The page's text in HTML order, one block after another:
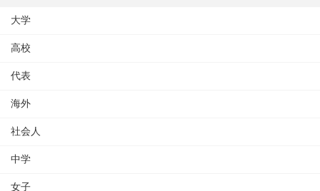
大学
高校
代表
海外
社会人
中学
女子